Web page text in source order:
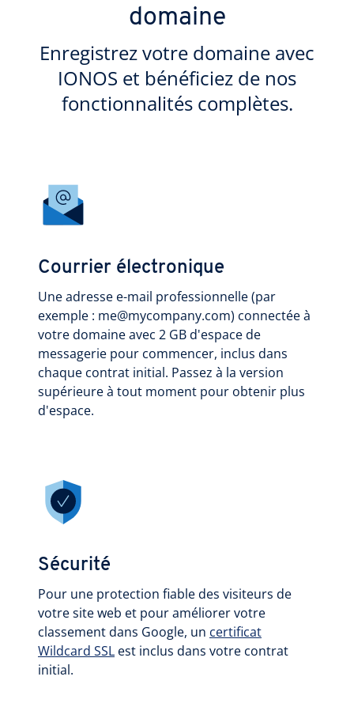
domaine
Enregistrez votre domaine avec
IONOS et bénéficiez de nos
fonctionnalités complètes.
Courrier électronique
Une adresse e-mail professionnelle (par
exemple : me@mycompany.com) connectée à
votre domaine avec 2 GB d'espace de
messagerie pour commencer, inclus dans
chaque contrat initial. Passez à la version
supérieure à tout moment pour obtenir plus
d'espace.
Sécurité
Pour une protection fiable des visiteurs de
votre site web et pour améliorer votre
classement dans Google, un certificat
Wildcard SSL est inclus dans votre contrat
initial.